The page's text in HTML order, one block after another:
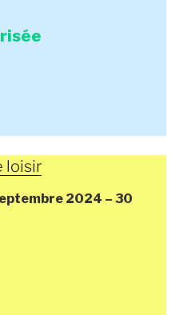
loisir
2024 – 30